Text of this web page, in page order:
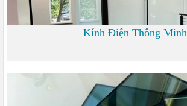
Kính Điện Thông Minh
0 đ